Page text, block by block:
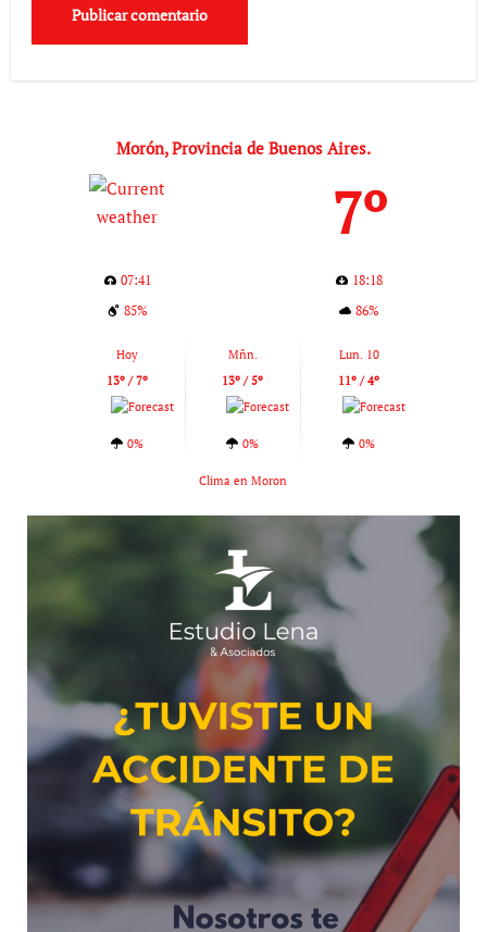
Morón, Provincia de Buenos Aires.
7º
07:41
18:18
85%
86%
Hoy
13º / 7º
0%
Mñn.
13º / 5º
0%
Lun. 10
11º / 4º
0%
Clima en Moron